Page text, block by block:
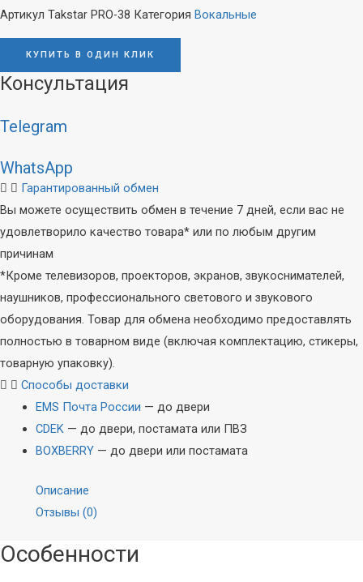
Звукосниматели
Иглы
Хедшеллы
Аксессуары
Усилители и
Bluetooth-ресиверы
Звуковые карты
и микшеры
Внешние звуковые
карты
Микшеры
Комплекты
Микрофоны
Микрофоны для
блогеров
компьютера
Wi-Fi РОУТЕРЫ
(МАРШРУТИЗАТОРЫ)
Удлинитель PoE
Артикул Takstar PRO-38 Категория Вокальные
КУПИТЬ В ОДИН КЛИК
Консультация
Telegram
WhatsApp
Гарантированный обмен
Вы можете осуществить обмен в течение 7 дней, если вас не
удовлетворило качество товара* или по любым другим
причинам
*Кроме телевизоров, проекторов, экранов, звукоснимателей,
наушников, профессионального светового и звукового
оборудования. Товар для обмена необходимо предоставлять
полностью в товарном виде (включая комплектацию, стикеры,
товарную упаковку).
Способы доставки
EMS Почта России — до двери
CDEK— до двери, постамата или ПВЗ
BOXBERRY— до двери или постамата
Описание
Отзывы (0)
Особенности